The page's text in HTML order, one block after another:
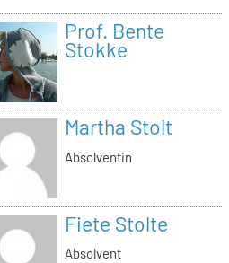
Prof. Bente
Stokke
Martha Stolt
Absolventin
Fiete Stolte
Absolvent